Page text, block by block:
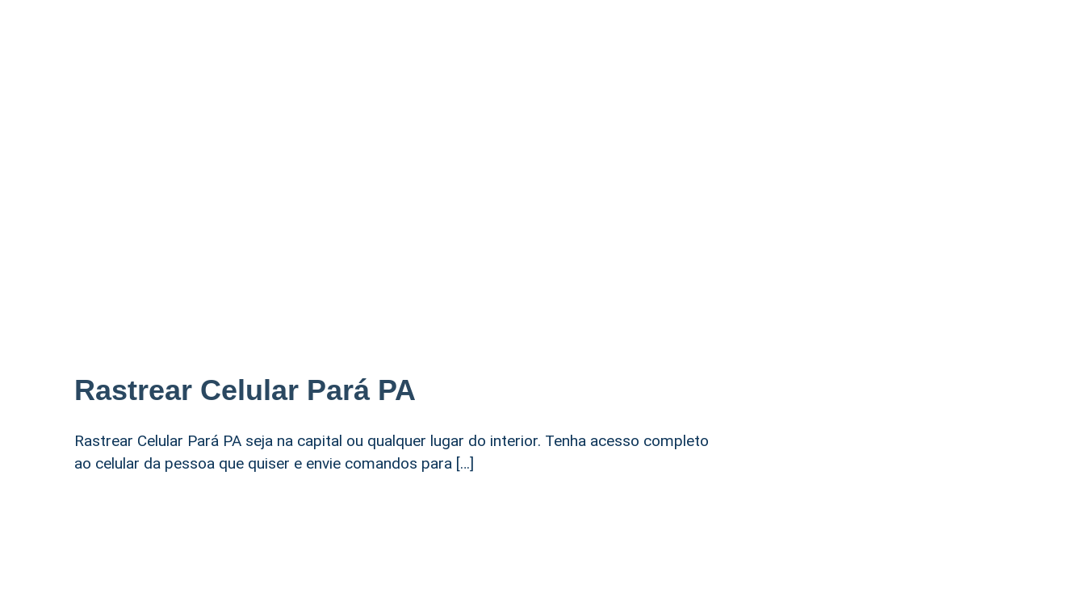
Rastrear Celular Pará PA
Rastrear Celular Pará PA seja na capital ou qualquer lugar do interior. Tenha acesso completo
ao celular da pessoa que quiser e envie comandos para […]